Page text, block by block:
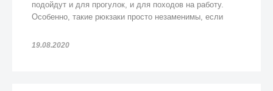
подойдут и для прогулок, и для походов на работу.
Особенно, такие рюкзаки просто незаменимы, если
19.08.2020